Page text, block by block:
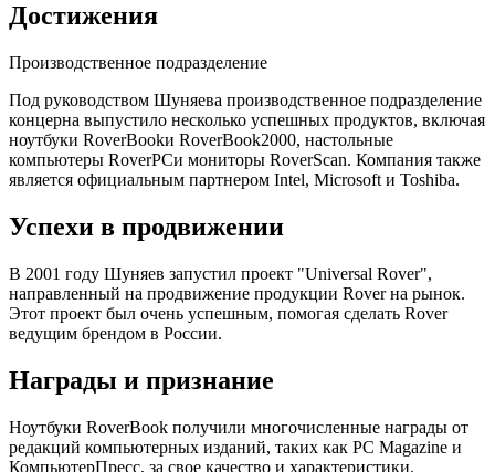
Достижения
Производственное подразделение
Под руководством Шуняева производственное подразделение
концерна выпустило несколько успешных продуктов, включая
ноутбуки RoverBookи RoverBook2000, настольные
компьютеры RoverPCи мониторы RoverScan. Компания также
является официальным партнером Intel, Microsoft и Toshiba.
Успехи в продвижении
В 2001 году Шуняев запустил проект "Universal Rover",
направленный на продвижение продукции Rover на рынок.
Этот проект был очень успешным, помогая сделать Rover
ведущим брендом в России.
Награды и признание
Ноутбуки RoverBook получили многочисленные награды от
редакций компьютерных изданий, таких как PC Magazine и
КомпьютерПресс, за свое качество и характеристики.